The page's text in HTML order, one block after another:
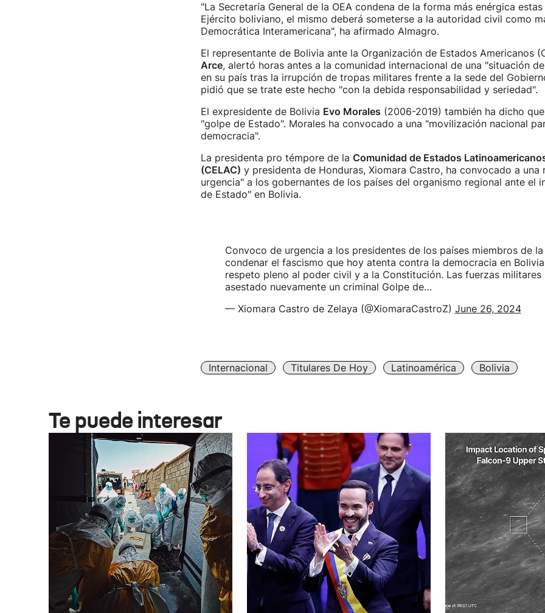
"La Secretaría General de la OEA condena de la forma más enérgica
Ejército boliviano, el mismo deberá someterse a la autoridad civil como
Democrática Interamericana", ha afirmado Almagro.
El representante de Bolivia ante la Organización de Estados Americanos
Arce, alertó horas antes a la comunidad internacional de una "situación
en su país tras la irrupción de tropas militares frente a la sede del
pidió que se trate este hecho "con la debida responsabilidad y seriedad".
El expresidente de Bolivia Evo Morales (2006-2019) también ha dicho
"golpe de Estado". Morales ha convocado a una "movilización nacional
democracia".
La presidenta pro témpore de la Comunidad de Estados
(CELAC) y presidenta de Honduras, Xiomara Castro, ha convocado a una
urgencia" a los gobernantes de los países del organismo regional ante el
de Estado" en Bolivia.
Convoco de urgencia a los presidentes de los países miembros de la
condenar el fascismo que hoy atenta contra la democracia en
respeto pleno al poder civil y a la Constitución. Las fuerzas militares
asestado nuevamente un criminal Golpe de…
— Xiomara Castro de Zelaya (@XiomaraCastroZ) June 26, 2024
Internacional Titulares De Hoy Latinoamérica Bolivia
Te puede interesar